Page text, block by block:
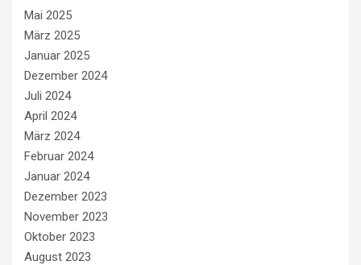
Mai 2025
März 2025
Januar 2025
Dezember 2024
Juli 2024
April 2024
März 2024
Februar 2024
Januar 2024
Dezember 2023
November 2023
Oktober 2023
August 2023